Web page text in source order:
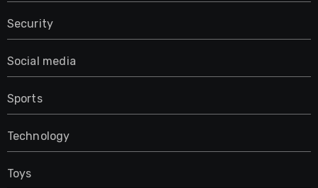
Security
Social media
Sports
Technology
Toys